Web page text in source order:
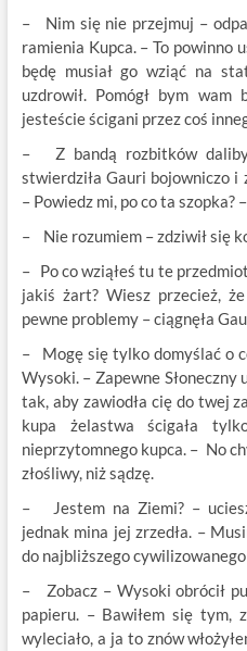
– Nim się nie przejmuj –
ramienia Kupca. – To powinno
będę musiał go wziąć na
uzdrowił. Pomógł bym wam
jesteście ścigani przez coś
– Z bandą rozbitków
stwierdziła Gauri bojowniczo i
– Powiedz mi, po co ta szopka?
– Nie rozumiem – zdziwił się
– Po co wziąłeś tu te
jakiś żart? Wiesz przecież,
pewne problemy – ciągnęła
– Mogę się tylko domyślać o
Wysoki. – Zapewne
tak, aby zawiodła cię do twej
kupa żelastwa ścigała
nieprzytomnego kupca. – No
złośliwy, niż sądzę.
– Jestem na Ziemi? –
jednak mina jej zrzedła. –
do najbliższego
– Zobacz – Wysoki obrócił
papieru. – Bawiłem się tym,
wyleciało, a ja to znów